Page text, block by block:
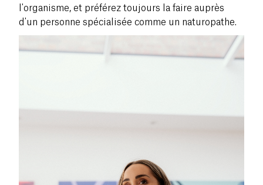
l'organisme, et préférez toujours la faire auprès
d'un personne spécialisée comme un naturopathe.